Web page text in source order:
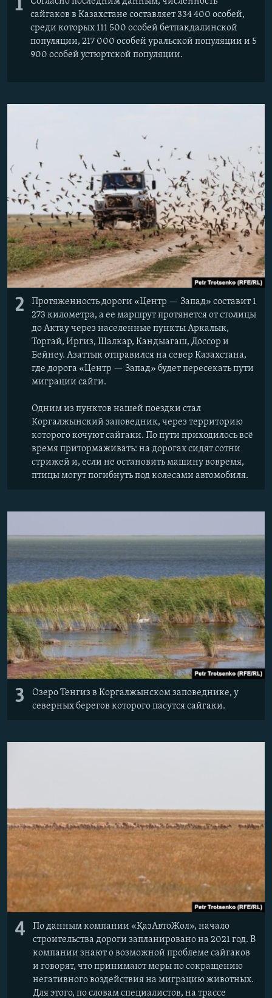
1
сайгаков в Казахстане составляет 334 400 особей,
среди которых 111 500 особей бетпакдалинской
популяции, 217 000 особей уральской популяции и 5
900 особей устюртской популяции.
2
Протяженность дороги «Центр — Запад» составит 1
273 километра, а ее маршрут протянется от столицы
до Актау через населенные пункты Аркалык,
Торгай, Иргиз, Шалкар, Кандыагаш, Доссор и
Бейнеу. Азаттык отправился на север Казахстана,
где дорога «Центр — Запад» будет пересекать пути
миграции сайги.
Одним из пунктов нашей поездки стал
Коргалжынский заповедник, через территорию
которого кочуют сайгаки. По пути приходилось всё
время притормаживать: на дорогах сидят сотни
стрижей и, если не остановить машину вовремя,
птицы могут погибнуть под колесами автомобиля.
3
Озеро Тенгиз в Коргалжынском заповеднике, у
северных берегов которого пасутся сайгаки.
4
По данным компании «ҚазАвтоЖол», начало
строительства дороги запланировано на 2021 год. В
компании знают о возможной проблеме сайгаков
и говорят, что принимают меры по сокращению
негативного воздействия на миграцию животных.
Для этого, по словам специалистов, на трассе